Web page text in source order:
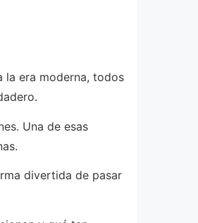
la era moderna, todos
Una de esas
divertida de pasar